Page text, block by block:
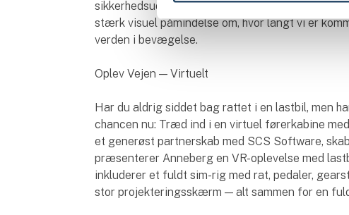
sikkerhedsudstyr fra 1925 (eller mangel på
stærk visuel påmindelse om, hvor langt vi er
verden i bevægelse.
Oplev Vejen — Virtuelt
Har du aldrig siddet bag rattet i en lastbil, men
chancen nu: Træd ind i en virtuel førerkabine
et generøst partnerskab med SCS Software,
præsenterer Anneberg en VR-oplevelse med
inkluderer et fuldt sim-rig med rat, pedaler,
stor projekteringsskærm — alt sammen for en